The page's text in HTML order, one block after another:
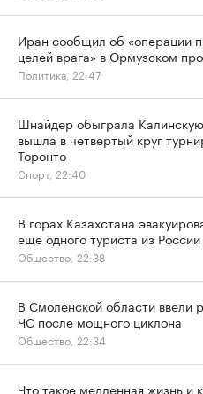
Иран сообщил об «операции
целей врага» в Ормузском
Политика, 22:47
Шнайдер обыграла
вышла в четвертый круг
Торонто
Спорт, 22:40
В горах Казахстана
еще одного туриста из России
Общество, 22:38
В Смоленской области ввели
ЧС после мощного циклона
Общество, 22:34
Что такое медленная жизнь и